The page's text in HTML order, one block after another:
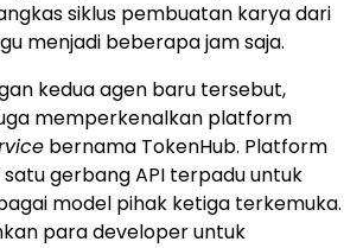
siklus pembuatan karya dari
menjadi beberapa jam saja.
kedua agen baru tersebut,
memperkenalkan platform
bernama TokenHub. Platform
gerbang API terpadu untuk
model pihak ketiga terkemuka.
para developer untuk